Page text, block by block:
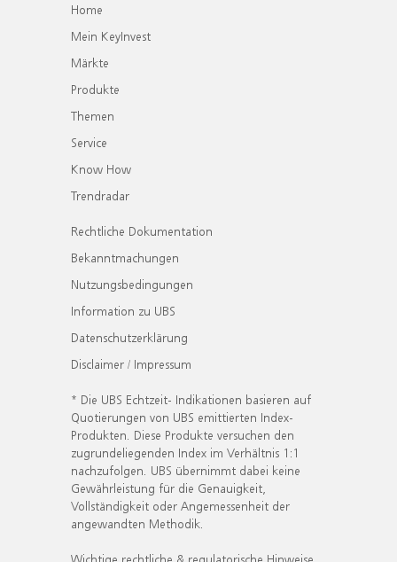
Home
Mein KeyInvest
Märkte
Produkte
Themen
Service
Know How
Trendradar
Rechtliche Dokumentation
Bekanntmachungen
Nutzungsbedingungen
Information zu UBS
Datenschutzerklärung
Disclaimer / Impressum
* Die UBS Echtzeit- Indikationen basieren auf
Quotierungen von UBS emittierten Index-
Produkten. Diese Produkte versuchen den
zugrundeliegenden Index im Verhältnis 1:1
nachzufolgen. UBS übernimmt dabei keine
Gewährleistung für die Genauigkeit,
Vollständigkeit oder Angemessenheit der
angewandten Methodik.